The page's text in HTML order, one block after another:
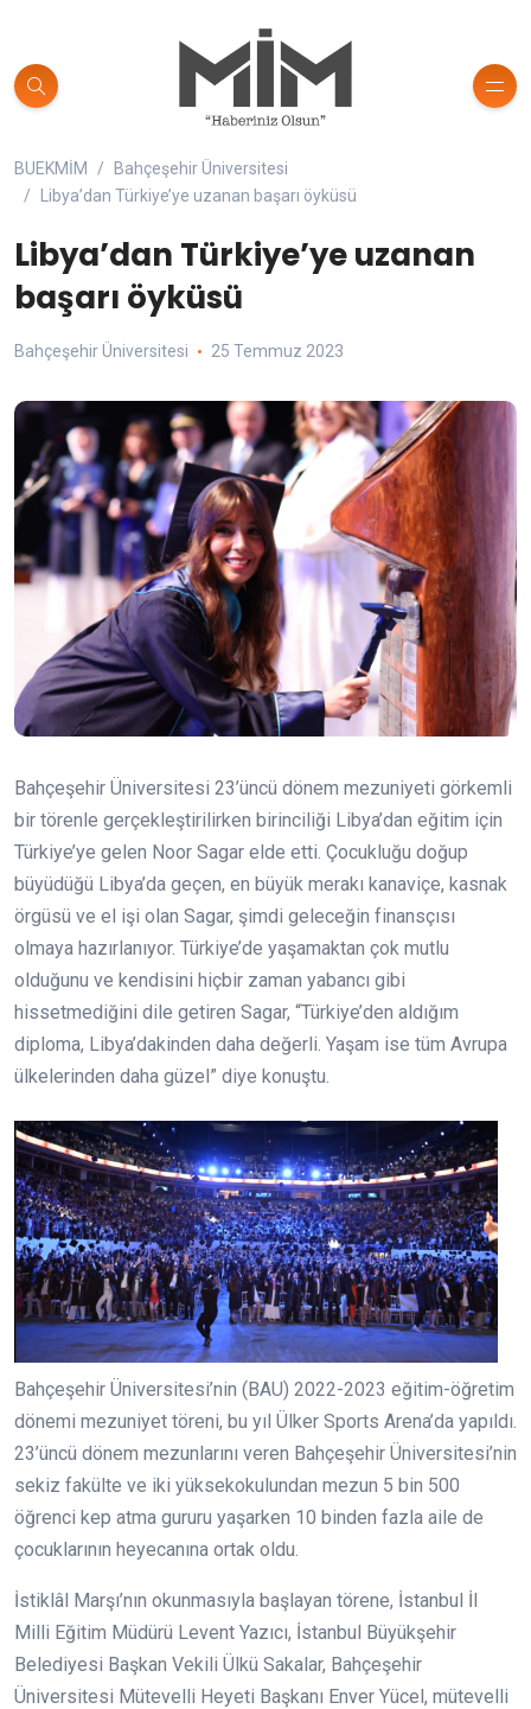
BUEKMİM
Bahçeşehir Üniversitesi
Libya’dan Türkiye’ye uzanan başarı öyküsü
Libya’dan Türkiye’ye uzanan
başarı öyküsü
Bahçeşehir Üniversitesi 25 Temmuz 2023
Bahçeşehir Üniversitesi 23’üncü dönem mezuniyeti görkemli
bir törenle gerçekleştirilirken birinciliği Libya’dan eğitim için
Türkiye’ye gelen Noor Sagar elde etti. Çocukluğu doğup
büyüdüğü Libya’da geçen, en büyük merakı kanaviçe, kasnak
örgüsü ve el işi olan Sagar, şimdi geleceğin finansçısı
olmaya hazırlanıyor. Türkiye’de yaşamaktan çok mutlu
olduğunu ve kendisini hiçbir zaman yabancı gibi
hissetmediğini dile getiren Sagar, “Türkiye’den aldığım
diploma, Libya’dakinden daha değerli. Yaşam ise tüm Avrupa
ülkelerinden daha güzel” diye konuştu.
Bahçeşehir Üniversitesi’nin (BAU) 2022-2023 eğitim-öğretim
dönemi mezuniyet töreni, bu yıl Ülker Sports Arena’da yapıldı.
23’üncü dönem mezunlarını veren Bahçeşehir Üniversitesi’nin
sekiz fakülte ve iki yüksekokulundan mezun 5 bin 500
öğrenci kep atma gururu yaşarken 10 binden fazla aile de
çocuklarının heyecanına ortak oldu.
İstiklâl Marşı’nın okunmasıyla başlayan törene, İstanbul İl
Milli Eğitim Müdürü Levent Yazıcı, İstanbul Büyükşehir
Belediyesi Başkan Vekili Ülkü Sakalar, Bahçeşehir
Üniversitesi Mütevelli Heyeti Başkanı Enver Yücel, mütevelli